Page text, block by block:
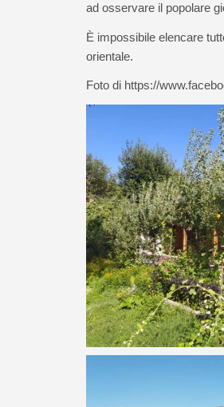
ad osservare il popolare
È impossibile elencare
orientale.
Foto di https://